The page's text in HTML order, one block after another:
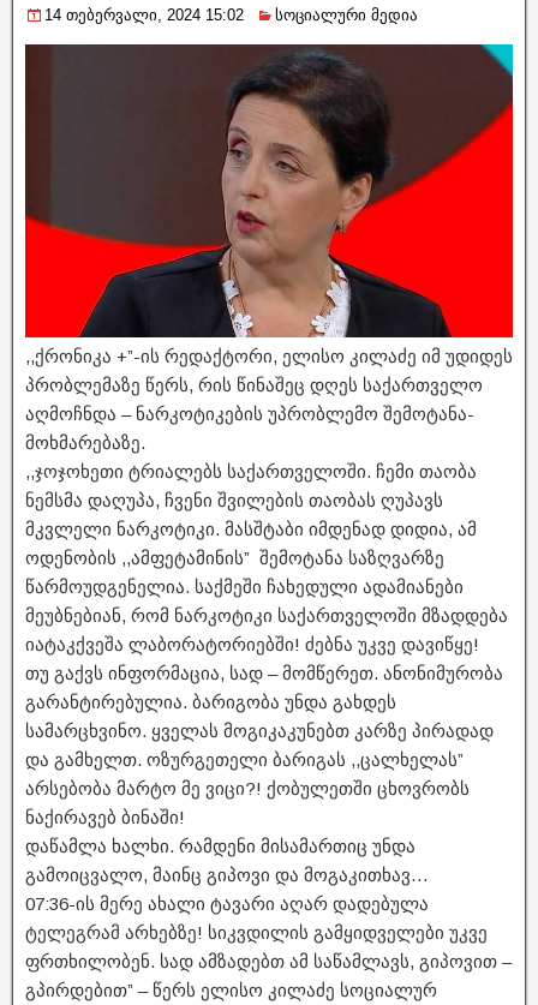
14 თებერვალი, 2024 15:02 სოციალური მედია
,,ქრონიკა +”-ის რედაქტორი, ელისო კილაძე იმ უდიდეს
პრობლემაზე წერს, რის წინაშეც დღეს საქართველო
აღმოჩნდა – ნარკოტიკების უპრობლემო შემოტანა-
მოხმარებაზე.
,,ჯოჯოხეთი ტრიალებს საქართველოში. ჩემი თაობა
ნემსმა დაღუპა, ჩვენი შვილების თაობას ღუპავს
მკვლელი ნარკოტიკი. მასშტაბი იმდენად დიდია, ამ
ოდენობის ,,ამფეტამინის” შემოტანა საზღვარზე
წარმოუდგენელია. საქმეში ჩახედული ადამიანები
მეუბნებიან, რომ ნარკოტიკი საქართველოში მზადდება
იატაკქვეშა ლაბორატორიებში! ძებნა უკვე დავიწყე!
თუ გაქვს ინფორმაცია, სად – მომწერეთ. ანონიმურობა
გარანტირებულია. ბარიგობა უნდა გახდეს
სამარცხვინო. ყველას მოგიკაკუნებთ კარზე პირადად
და გამხელთ. ოზურგეთელი ბარიგას ,,ცალხელას”
არსებობა მარტო მე ვიცი?! ქობულეთში ცხოვრობს
ნაქირავებ ბინაში!
დაწამლა ხალხი. რამდენი მისამართიც უნდა
გამოიცვალო, მაინც გიპოვი და მოგაკითხავ…
07:36-ის მერე ახალი ტავარი აღარ დადებულა
ტელეგრამ არხებზე! სიკვდილის გამყიდველები უკვე
ფრთხილობენ. სად ამზადებთ ამ საწამლავს, გიპოვით –
გპირდებით” – წერს ელისო კილაძე სოციალურ